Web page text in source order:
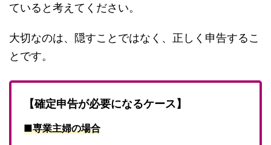
ていると考えてください。
大切なのは、隠すことではなく、正しく申告するこ
とです。
【確定申告が必要になるケース】
■専業主婦の場合